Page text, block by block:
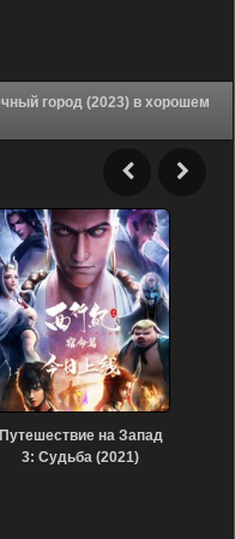
Путешествие на Запад
3: Судьба (2021)